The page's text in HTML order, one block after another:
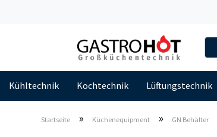
Kühltechnik Kochtechnik Lüftungstechnik
Startseite » Küchenequipment » GN Behälter